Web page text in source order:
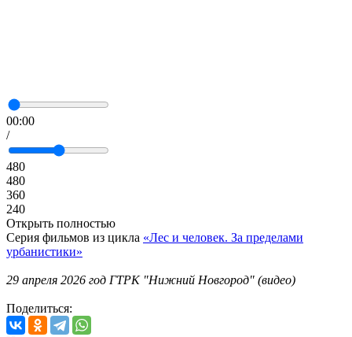
00:00
/
480
480
360
240
Открыть полностью
Серия фильмов из цикла «Лес и человек. За пределами
урбанистики»
29 апреля 2026 год ГТРК "Нижний Новгород" (видео)
Поделиться: